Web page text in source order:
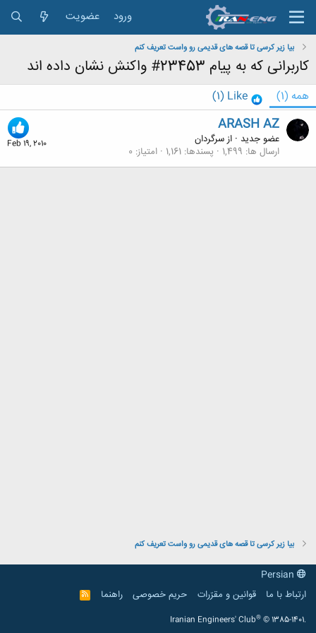
ورود عضویت
بیا زیر کرسی تا قصه های قدیمی رو واست تعریف کنم
کاربرانی که به پیام 23453# واکنش نشان داده اند
همه (1)
Like
(1)
Feb 19, 2010
ARASH AZ
عضو جدید · ازسرگردان
ارسال ها 1,499 پسندها 1,161 امتیاز 0
بیا زیر کرسی تا قصه های قدیمی رو واست تعریف کنم
ارتباط با ما
قوانین و مقرّرات حریم خصوصی راهنما
R
S
Iranian Engineers' Club® © 1385-1401.